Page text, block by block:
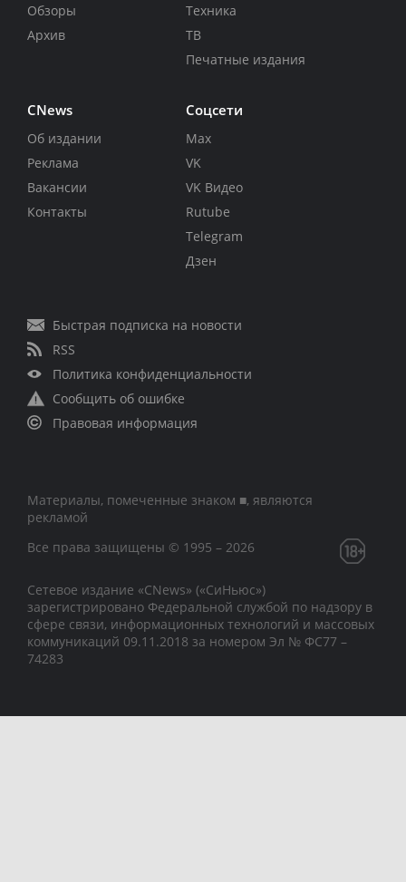
Обзоры
Архив
Техника
ТВ
Печатные издания
CNews
Об издании
Реклама
Вакансии
Контакты
Соцсети
Max
VK
VK Видео
Rutube
Telegram
Дзен
Быстрая подписка на новости
RSS
Политика конфиденциальности
Сообщить об ошибке
Правовая информация
Материалы, помеченные знаком ■, являются
рекламой
Все права защищены © 1995 – 2026
Сетевое издание «CNews» («СиНьюс»)
зарегистрировано Федеральной службой по надзору в
сфере связи, информационных технологий и массовых
коммуникаций 09.11.2018 за номером Эл № ФС77 –
74283